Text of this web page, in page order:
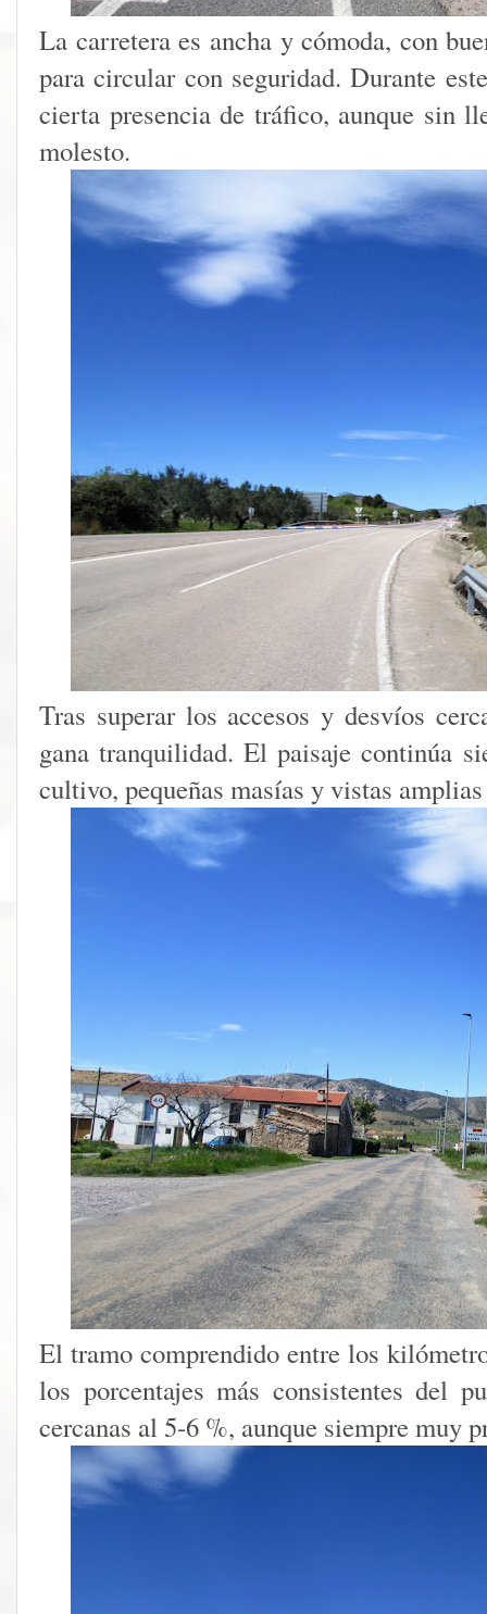
La carretera es ancha y cómoda, con
para circular con seguridad. Durante
cierta presencia de tráfico, aunque sin
molesto.
Tras superar los accesos y desvíos
gana tranquilidad. El paisaje continúa
cultivo, pequeñas masías y vistas
El tramo comprendido entre los
los porcentajes más consistentes del
cercanas al 5-6 %, aunque siempre muy